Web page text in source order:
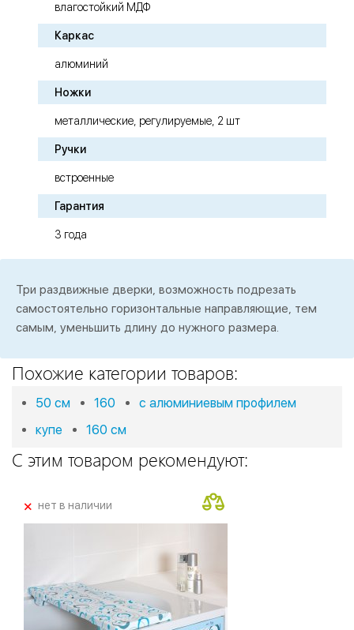
влагостойкий МДФ
Каркас
алюминий
Ножки
металлические, регулируемые, 2 шт
Ручки
встроенные
Гарантия
3 года
Три раздвижные дверки, возможность подрезать
самостоятельно горизонтальные направляющие, тем
самым, уменьшить длину до нужного размера.
Похожие категории товаров:
50 см 160
с алюминиевым профилем
купе
160 см
С этим товаром рекомендуют:
+нет в наличии